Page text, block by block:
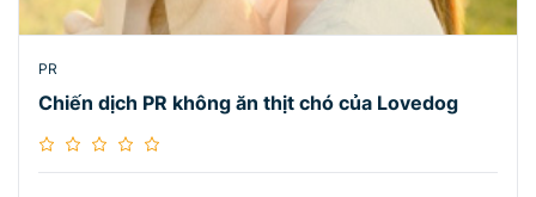
PR
Chiến dịch PR không ăn thịt chó của Lovedog